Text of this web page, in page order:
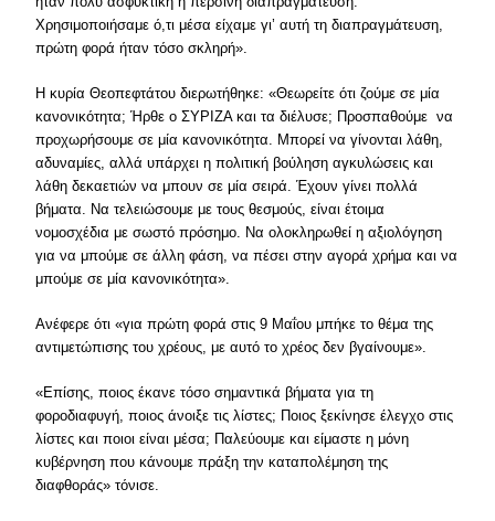
Χρησιμοποιήσαμε ό,τι μέσα είχαμε γι’ αυτή τη διαπραγμάτευση,
πρώτη φορά ήταν τόσο σκληρή».
Η κυρία Θεοπεφτάτου διερωτήθηκε: «Θεωρείτε ότι ζούμε σε μία
κανονικότητα; Ήρθε ο ΣΥΡΙΖΑ και τα διέλυσε; Προσπαθούμε να
προχωρήσουμε σε μία κανονικότητα. Μπορεί να γίνονται λάθη,
αδυναμίες, αλλά υπάρχει η πολιτική βούληση αγκυλώσεις και
λάθη δεκαετιών να μπουν σε μία σειρά. Έχουν γίνει πολλά
βήματα. Να τελειώσουμε με τους θεσμούς, είναι έτοιμα
νομοσχέδια με σωστό πρόσημο. Να ολοκληρωθεί η αξιολόγηση
για να μπούμε σε άλλη φάση, να πέσει στην αγορά χρήμα και να
μπούμε σε μία κανονικότητα».
Ανέφερε ότι «για πρώτη φορά στις 9 Μαΐου μπήκε το θέμα της
αντιμετώπισης του χρέους, με αυτό το χρέος δεν βγαίνουμε».
«Επίσης, ποιος έκανε τόσο σημαντικά βήματα για τη
φοροδιαφυγή, ποιος άνοιξε τις λίστες; Ποιος ξεκίνησε έλεγχο στις
λίστες και ποιοι είναι μέσα; Παλεύουμε και είμαστε η μόνη
κυβέρνηση που κάνουμε πράξη την καταπολέμηση της
διαφθοράς» τόνισε.